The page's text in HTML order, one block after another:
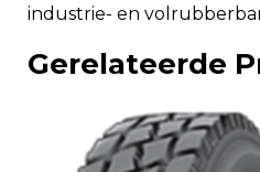
industrie- en
Gerelateerde